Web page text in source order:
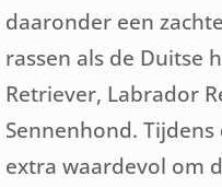
daaronder een
rassen als de Duitse
Retriever, Labrador
Sennenhond.
extra waardevol om